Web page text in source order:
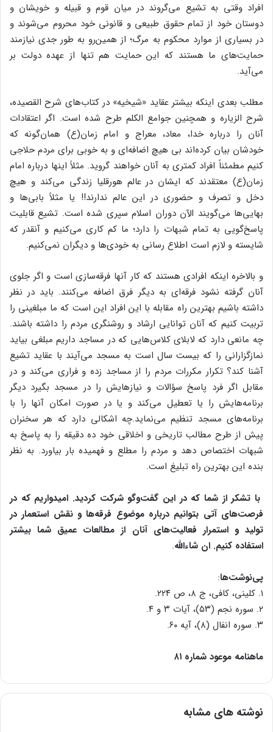
افراد وقتی به تشیع می‌گروند در میان قوم و قبیله و خویشان و
دوستان خود از تمام حقوق طبیعی و قانونی خود محروم می‌شوند و
در بسیاری از موارد محکوم به مرگ؛ از همین‌رو به طور جدی نیازمند
حمایت‌های ما هستند که این حمایت هم تنها از عهده دولت بر
می‌آید.
مطلب بعدی اینکه بیشتر عقاید «شیخیه» در کتاب‌های شرح القصیده،
شرح الزیاره و همچنین جوامع الکلم طرح شده است. اگر اعتقادات
آنان را درباره خدا، معاد، معراج و امام زمان(ع) همان‌گونه که
خودشان بیان کرده‌اند بی هیچ اضافه‌ای و به خوبی برای مردم حلاجی
کنیم مطمئناً افراد کمتری به آنان خواهند گروید. مثلاً اینها درباره امام
زمان(ع) معتقدند که ایشان در عالم هورقلیا زندگی می‌کند و هیچ
دخل و تصرف و حضوری در این عالم ندارند!! یا مثلاً بابی‌ها و
بهایی‌ها می‌گویند الآن دوران اسلام سپری شده است. تشیع قابلیت
پاسخ‌گویی به تمام شبهات را دارد؛ ما کم کاری می‌کنیم و آنقدر که
شایسته و لازم است اطلاع رسانی به خودی‌ها و دیگران نمی‌کنیم.
و بالاخره اینکه افرادی هستند که کار آنها فرقه‌سازی است و اگر جلوی
آنان گرفته نشود فرقه‌ای به دیگر فرق اضافه می‌کنند. باید در نظر
داشته باشیم بهترین راه مقابله با این افراد این است که ما مبلغینی را
تربیت کنیم که آنان توانایی ارشاد و روشنگری مردم را داشته باشند.
چه مانعی دارد که لابلای کلاس‌هایی که در مساجد داریم مبلغی بیاید
نمازگزارانی را که بیست سال است به مسجد می‌آیند با عقاید تشیع
آشنا کند؟ تکرار مکررات مردم را از مساجد زده و فراری می‌کند و در
مقابل اگر فرد پاسخ سؤالات و نیازهایش را در مسجد بگیرد دیگر
برنامه‌هایش را یا تعطیل می‌کند و یا در صورت امکان آنها را با
برنامه‌های مسجد تنظیم می‌نماید.چه اشکالی دارد که هر سخنران
پیش از طرح مطالب تاریخی و اخلاقی خود ده دقیقه را به پاسخ به
شبهات اختصاص دهد و مردم را مطلع و فهمیده بار بیاورد. به نظر
بنده این بهترین راه تبلیغ است.
با تشکر از شما که در این گفت‌وگو شرکت کردید. امیدواریم که در
فرصت‌های آتی بتوانیم درباره موضوع فرقه‌ها و نقش استعمار در
تولید و استمرار فعالیت‌های آنان از مطالعات عمیق شما بیشتر
استفاده کنیم. ان شاءالله.
پی‌نوشت‌ها:
۱. کلینی، کافی، ج ۸، ص ۲۲۴.
۲. سوره نجم (۵۳)، آیات ۳ و ۴.
۳. سوره انفال (۸)، آیه ۶۰.
ماهنامه موعود شماره ۸۱
نوشته های مشابه